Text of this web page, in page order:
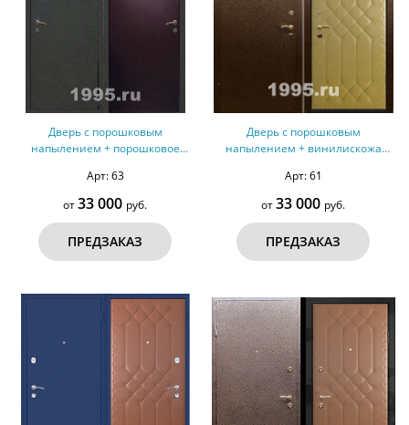
Дверь с порошковым
напылением + порошковое
Арт: 63
от33 000 руб.
ПРЕДЗАКАЗ
Дверь с порошковым
напылением + винилискожа
Арт: 61
от33 000 руб.
ПРЕДЗАКАЗ